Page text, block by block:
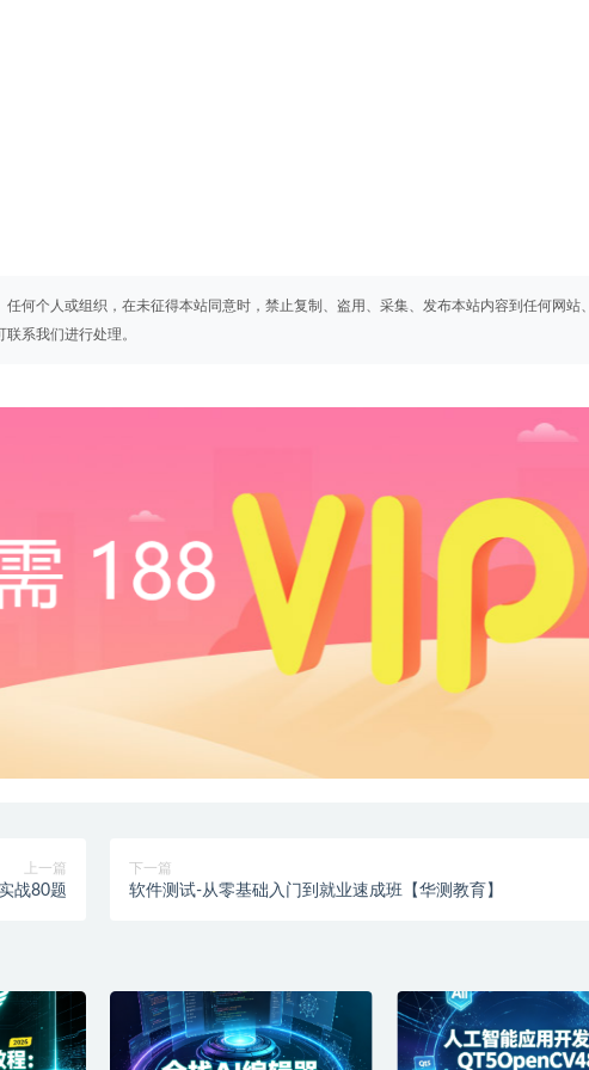
何个人或组织，在未征得本站同意时，禁止复制、盗用、采集、发布本站内容到任何网站
系我们进行处理。
上一篇
战80题
下一篇
软件测试-从零基础入门到就业速成班【华测教育】